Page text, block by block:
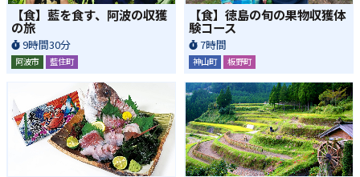
【食】藍を食す、阿波の収獲
の旅
9時間30分
阿波市 藍住町
【食】徳島の旬の果物収獲体
験コース
7時間
神山町 板野町